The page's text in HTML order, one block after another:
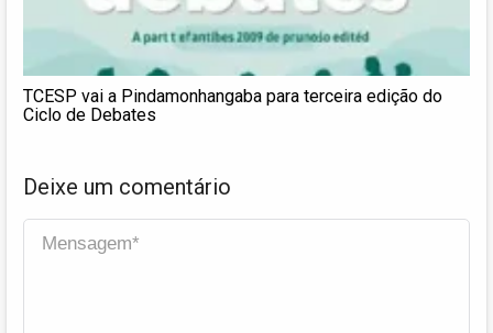
TCESP vai a Pindamonhangaba para terceira edição do
Ciclo de Debates
Deixe um comentário